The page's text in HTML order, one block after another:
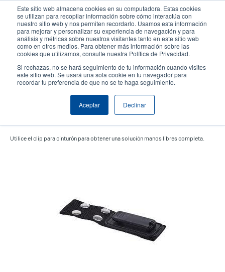
Este sitio web almacena cookies en su computadora. Estas cookies
se utilizan para recopilar información sobre cómo interactúa con
nuestro sitio web y nos permiten recordarlo. Usamos esta información
para mejorar y personalizar su experiencia de navegación y para
análisis y métricas sobre nuestros visitantes tanto en este sitio web
como en otros medios. Para obtener más información sobre las
cookies que utilizamos, consulte nuestra Política de Privacidad.
Si rechazas, no se hará seguimiento de tu información cuando visites
este sitio web. Se usará una sola cookie en tu navegador para
recordar tu preferencia de que no se te haga seguimiento.
Aceptar Declinar
contenido
principal
User
account
menu
User
Header
Selector de productos
Clip de cinturón (Alpha-3R)
Utilice el clip para cinturón para obtener una solución manos libres completa.